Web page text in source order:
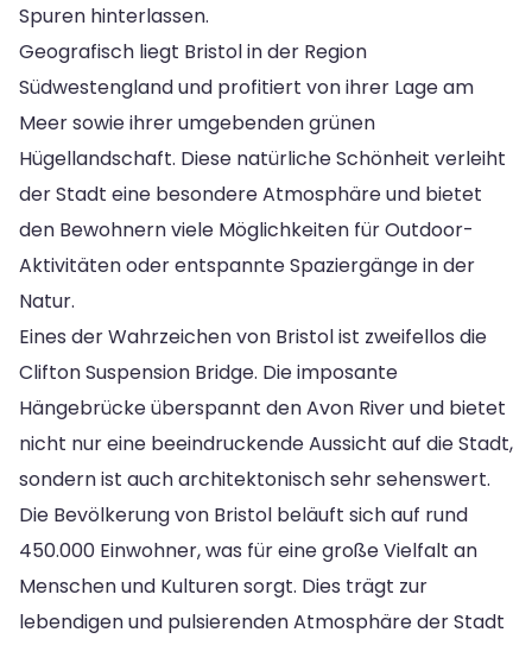
Spuren hinterlassen.
Geografisch liegt Bristol in der Region
Südwestengland und profitiert von ihrer Lage am
Meer sowie ihrer umgebenden grünen
Hügellandschaft. Diese natürliche Schönheit verleiht
der Stadt eine besondere Atmosphäre und bietet
den Bewohnern viele Möglichkeiten für Outdoor-
Aktivitäten oder entspannte Spaziergänge in der
Natur.
Eines der Wahrzeichen von Bristol ist zweifellos die
Clifton Suspension Bridge. Die imposante
Hängebrücke überspannt den Avon River und bietet
nicht nur eine beeindruckende Aussicht auf die Stadt,
sondern ist auch architektonisch sehr sehenswert.
Die Bevölkerung von Bristol beläuft sich auf rund
450.000 Einwohner, was für eine große Vielfalt an
Menschen und Kulturen sorgt. Dies trägt zur
lebendigen und pulsierenden Atmosphäre der Stadt